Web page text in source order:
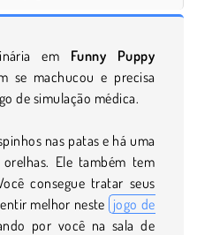
em Funny Puppy
se machucou e precisa
de simulação médica.
nas patas e há uma
Ele também tem
consegue tratar seus
melhor neste jogo de
por você na sala de